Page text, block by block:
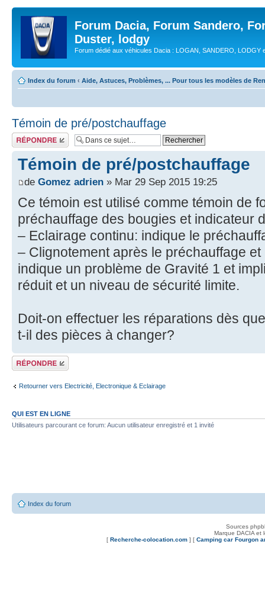
Forum Dacia, Forum Sandero,
Duster, lodgy
Forum dédié aux véhicules Dacia : LOGAN, SANDERO, LODGY
Index du forum ‹ Aide, Astuces, Problèmes, ... Pour tous les modèles de
Témoin de pré/postchauffage
Répondre
Témoin de pré/postchauffage
de Gomez adrien » Mar 29 Sep 2015 19:25
Ce témoin est utilisé comme témoin de
préchauffage des bougies et indicateur
– Eclairage continu: indique le
– Clignotement après le préchauffage
indique un problème de Gravité 1 et
réduit et un niveau de sécurité limite.
Doit-on effectuer les réparations dès
t-il des pièces à changer?
Répondre
Retourner vers Electricité, Electronique & Eclairage
QUI EST EN LIGNE
Utilisateurs parcourant ce forum: Aucun utilisateur enregistré et 1 invité
Index du forum
Sources
Marque DACIA et
[ Recherche-colocation.com] [ Camping car Fourgon